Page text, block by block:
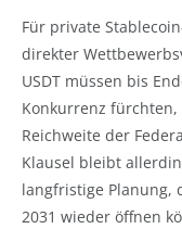
Für private
direkter
USDT müssen bis
Konkurrenz
Reichweite der
Klausel bleibt
langfristige Planung,
2031 wieder öffnen